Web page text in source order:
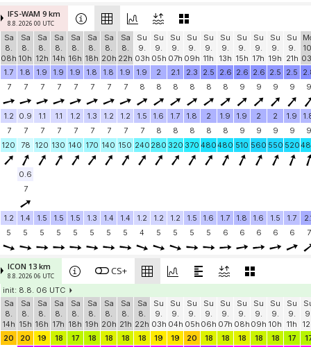
IFS-WAM 9 km
8.8. 2026 00 UTC
Sa
8.
08h
Sa
8.
10h
Sa
8.
12h
Sa
8.
14h
Sa
8.
16h
Sa
8.
18h
Sa
8.
20h
Sa
8.
22h
Su
9.
03h
Su
9.
05h
Su
9.
07h
Su
9.
09h
Su
9.
11h
Su
9.
13h
Su
9.
15h
Su
9.
17h
Su
9.
19h
Su
9.
21h
1.7
1.8 1.9 1.9 1.9 1.8 1.8 1.9 1.9 2 2.1 2.3 2.5 2.6 2.6 2.6 2.5 2.5
7
7 7 7 7 7 7 7 8 8 8 8 8 8 9 9 9 9 9
1.2 0.9 1.1 1.1 1.2 1.3 1.2 1.2 1.5 1.6 1.7 1.8 2 1.9 1.9 2 2 1.9
7
7 7 7 7 7 7 7 7 8 8 8 8 8 9 9 9 9
9
120
78 120 130 140 170 140 150 240 280 320 370 480480 510 560 550 520
0.6
7
1.2 1.4 1.5 1.5 1.5 1.3 1.4 1.4 1.2 1.2 1.2 1.5 1.6 1.7 1.8 1.6 1.5 1.7
5
5 5 5 5 5 5 5 4 5 5 5 5 6 6 6 6 6 7
ICON 13 km
8.8. 2026 06 UTC CS+
init: 8.8. 06 UTC
Sa
8.
14h
Sa
8.
15h
Sa
8.
16h
Sa
8.
17h
Sa
8.
18h
Sa
8.
19h
Sa
8.
20h
Sa
8.
21h
Sa
8.
22h
Su
9.
03h
Su
9.
04h
Su
9.
05h
Su
9.
06h
Su
9.
07h
Su
9.
08h
Su
9.
09h
Su
9.
10h
Su
9.
11h
20
20 19 18 17 18 18 18 18 19 19 20 18 18 18 18 18 17